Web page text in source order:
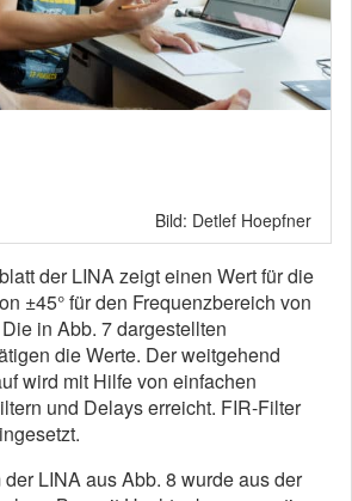
Bild: Detlef Hoepfner
der LINA zeigt einen Wert für die
±45° für den Frequenzbereich von
in Abb. 7 dargestellten
die Werte. Der weitgehend
wird mit Hilfe von einfachen
und Delays erreicht. FIR-Filter
LINA aus Abb. 8 wurde aus der